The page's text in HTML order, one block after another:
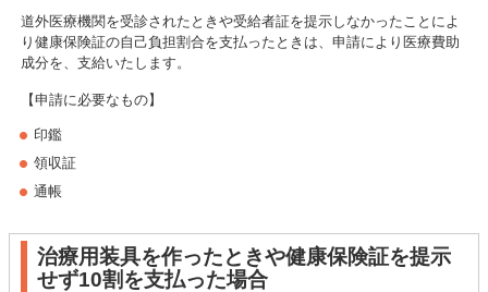
道外医療機関を受診されたときや受給者証を提示しなかったことによ
り健康保険証の自己負担割合を支払ったときは、申請により医療費助
成分を、支給いたします。
【申請に必要なもの】
印鑑
領収証
通帳
治療用装具を作ったときや健康保険証を提示
せず10割を支払った場合